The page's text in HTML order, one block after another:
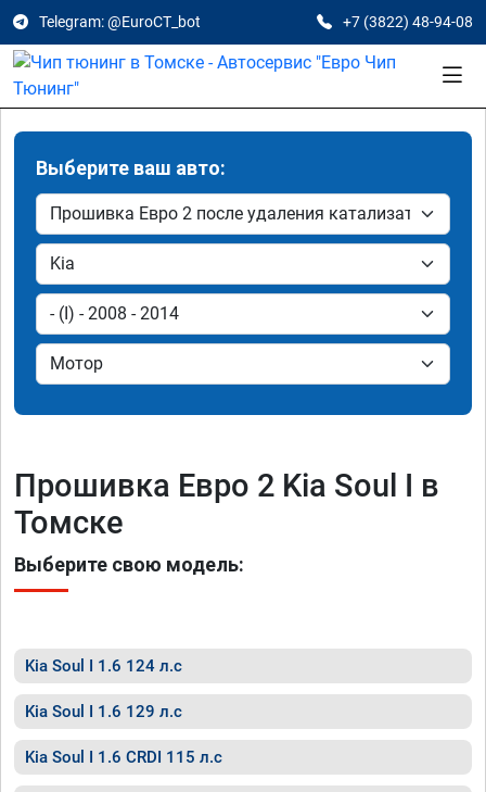
Telegram: @EuroCT_bot +7 (3822) 48-94-08
Выберите ваш авто:
Прошивка Евро 2 Kia Soul I в
Томске
Выберите свою модель:
Kia Soul I 1.6 124 л.с
Kia Soul I 1.6 129 л.с
Kia Soul I 1.6 CRDI 115 л.с